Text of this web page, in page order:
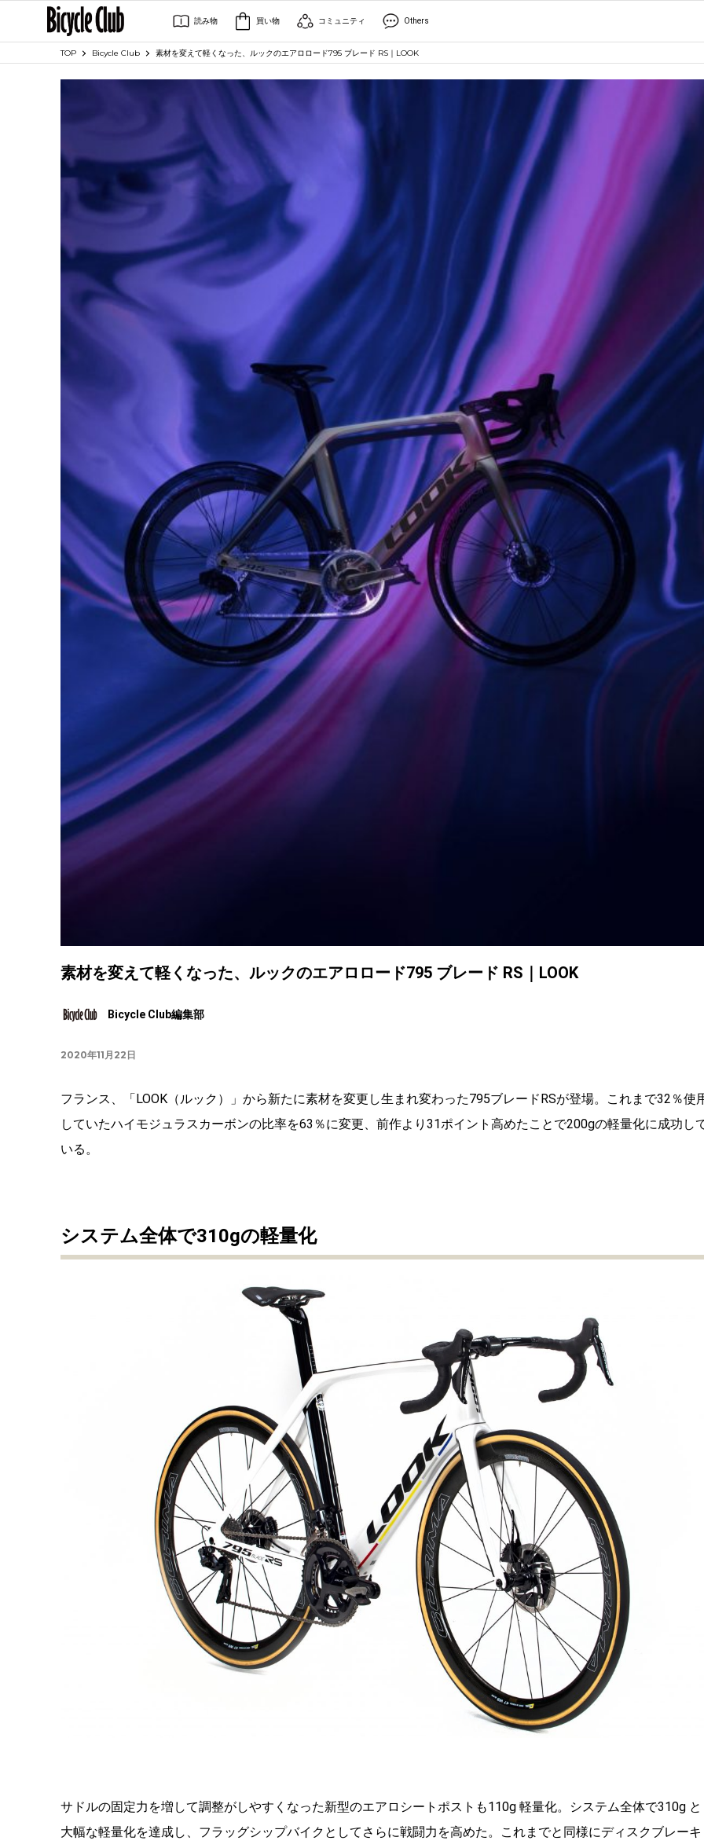
読み物 買い物 コミュニティ Others
TOP Bicycle Club 素材を変えて軽くなった、ルックのエアロロード795 ブレード RS｜LOOK
素材を変えて軽くなった、ルックのエアロロード795 ブレード RS｜LOOK
Bicycle Club編集部
2020年11月22日
フランス、「LOOK（ルック）」から新たに素材を変更し生まれ変わった795ブレードRSが登場。これまで32％使
していたハイモジュラスカーボンの比率を63％に変更、前作より31ポイント高めたことで200gの軽量化に成功し
いる。
システム全体で310gの軽量化
サドルの固定力を増して調整がしやすくなった新型のエアロシートポストも110g 軽量化。システム全体で310g と
大幅な軽量化を達成し、フラッグシップバイクとしてさらに戦闘力を高めた。これまでと同様にディスクブレーキ